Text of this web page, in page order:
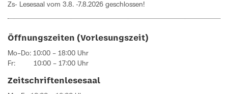
Zs- Lesesaal vom 3.8. -7.8.2026 geschlossen!
Öffnungszeiten (Vorlesungszeit)
Mo–Do: 10:00 – 18:00 Uhr
Fr: 10:00 – 17:00 Uhr
Zeitschriftenlesesaal